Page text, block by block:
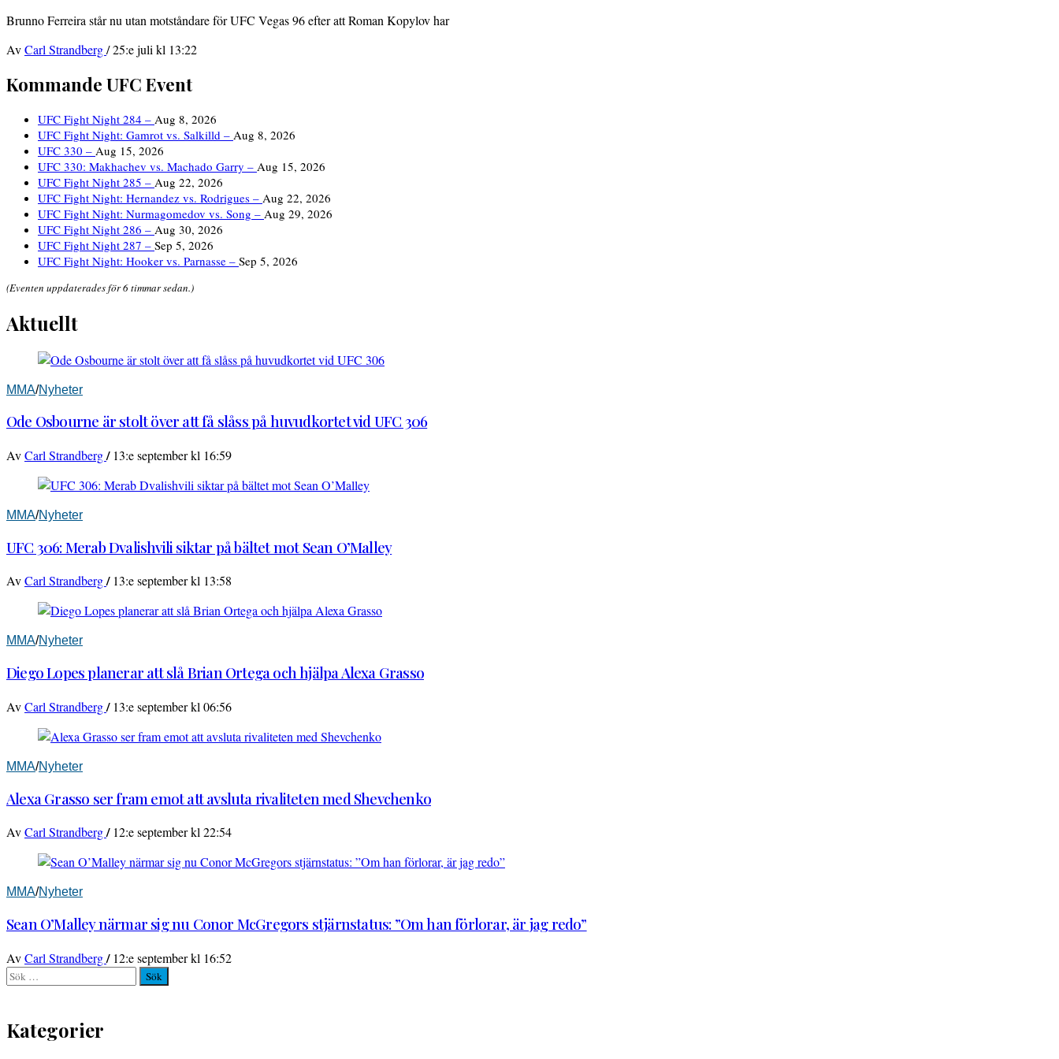
Brunno Ferreira står nu utan motståndare för UFC Vegas 96 efter att Roman Kopylov har
AvCarl Strandberg/25:e juli kl 13:22
Kommande UFC Event
UFC Fight Night 284 – Aug 8, 2026
UFC Fight Night: Gamrot vs. Salkilld – Aug 8, 2026
UFC 330 – Aug 15, 2026
UFC 330: Makhachev vs. Machado Garry – Aug 15, 2026
UFC Fight Night 285 – Aug 22, 2026
UFC Fight Night: Hernandez vs. Rodrigues – Aug 22, 2026
UFC Fight Night: Nurmagomedov vs. Song – Aug 29, 2026
UFC Fight Night 286 – Aug 30, 2026
UFC Fight Night 287 – Sep 5, 2026
UFC Fight Night: Hooker vs. Parnasse – Sep 5, 2026
(Eventen uppdaterades för 6 timmar sedan.)
Aktuellt
MMA/Nyheter
Ode Osbourne är stolt över att få slåss på huvudkortet vid UFC 306
AvCarl Strandberg/ 13:e september kl 16:59
MMA/Nyheter
UFC 306: Merab Dvalishvili siktar på bältet mot Sean O’Malley
AvCarl Strandberg/ 13:e september kl 13:58
MMA/Nyheter
Diego Lopes planerar att slå Brian Ortega och hjälpa Alexa Grasso
AvCarl Strandberg/ 13:e september kl 06:56
MMA/Nyheter
Alexa Grasso ser fram emot att avsluta rivaliteten med Shevchenko
AvCarl Strandberg/ 12:e september kl 22:54
MMA/Nyheter
Sean O’Malley närmar sig nu Conor McGregors stjärnstatus: ”Om han förlorar, är jag redo”
AvCarl Strandberg/ 12:e september kl 16:52
Sök
efter:
Kategorier